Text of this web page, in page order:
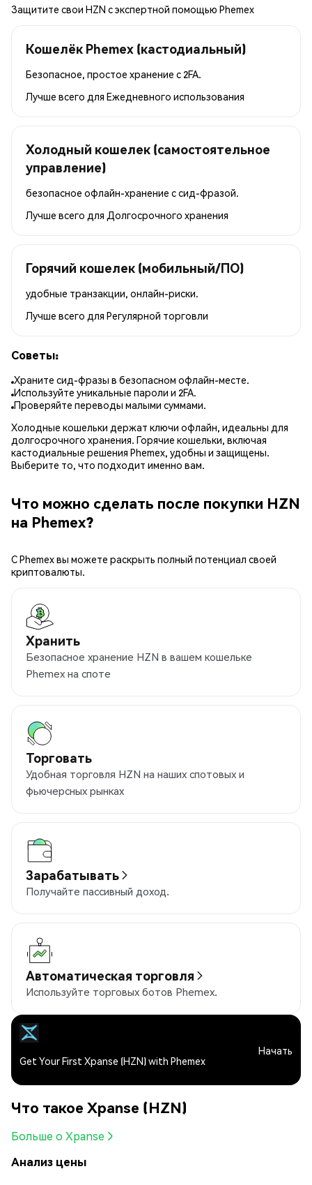
Защитите свои HZN с экспертной помощью Phemex
Кошелёк Phemex (кастодиальный)
Безопасное, простое хранение с 2FA.
Лучше всего для Ежедневного использования
Холодный кошелек (самостоятельное
управление)
безопасное офлайн-хранение с сид-фразой.
Лучше всего для Долгосрочного хранения
Горячий кошелек (мобильный/ПО)
удобные транзакции, онлайн-риски.
Лучше всего для Регулярной торговли
Советы:
Храните сид-фразы в безопасном офлайн-месте.
Используйте уникальные пароли и 2FA.
Проверяйте переводы малыми суммами.
Холодные кошельки держат ключи офлайн, идеальны для
долгосрочного хранения. Горячие кошельки, включая
кастодиальные решения Phemex, удобны и защищены.
Выберите то, что подходит именно вам.
Что можно сделать после покупки HZN
на Phemex?
С Phemex вы можете раскрыть полный потенциал своей
криптовалюты.
Хранить
Безопасное хранение HZN в вашем кошельке
Phemex на споте
Торговать
Удобная торговля HZN на наших спотовых и
фьючерсных рынках
Зарабатывать
Получайте пассивный доход.
Автоматическая торговля
Используйте торговых ботов Phemex.
Get Your First Xpanse (HZN) with Phemex
Начать
Что такое Xpanse (HZN)
Больше о Xpanse
Анализ цены